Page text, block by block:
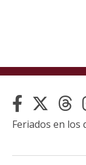
Feriados en los